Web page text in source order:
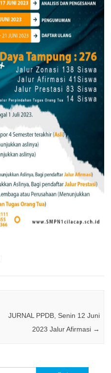
JURNAL PPDB, Senin 12 Juni
2023 Jalur Afirmasi →